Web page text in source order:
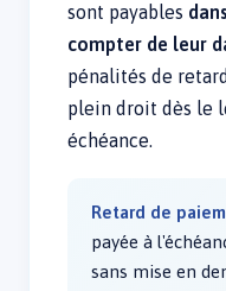
sont payables
compter de leur
pénalités de
plein droit dès le
échéance.
Retard de
payée à
sans mise en